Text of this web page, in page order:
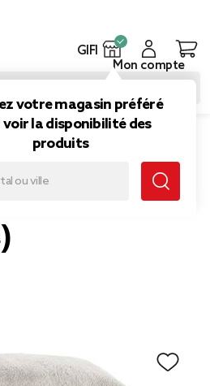
GIFI
votre magasin préféré
la disponibilité des
produits
Mon compte
de lit
2 personnes
220x240cm